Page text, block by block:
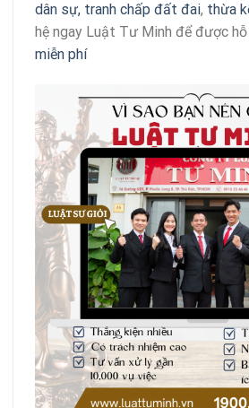
dân sự, tranh chấp đất đai, thừa
hệ ngay Luật Tư Minh để được
miễn phí